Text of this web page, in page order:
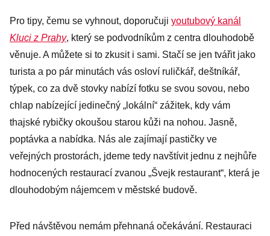
památníku
pošlapali
transparent a
napadli
odpůrce
Pro tipy, čemu se vyhnout, doporučuji youtubový kanál
Kluci z Prahy, který se podvodníkům z centra dlouhodobě
věnuje. A můžete si to zkusit i sami. Stačí se jen tvářit jako
turista a po pár minutách vás osloví ruličkář, deštníkář,
týpek, co za dvě stovky nabízí fotku se svou sovou, nebo
chlap nabízející jedinečný „lokální“ zážitek, kdy vám
thajské rybičky okoušou starou kůži na nohou. Jasně,
poptávka a nabídka. Nás ale zajímají pastičky ve
veřejných prostorách, jdeme tedy navštívit jednu z nejhůře
hodnocených restaurací zvanou „Švejk restaurant“, která je
dlouhodobým nájemcem v městské budově.
Před návštěvou nemám přehnaná očekávání. Restauraci